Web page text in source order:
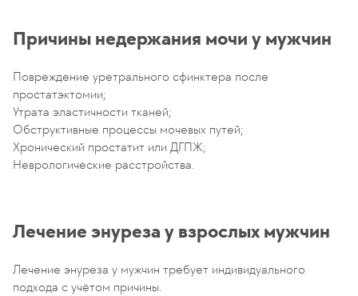
Причины недержания мочи у мужчин
Повреждение уретрального сфинктера после
простатэктомии;
Утрата эластичности тканей;
Обструктивные процессы мочевых путей;
Хронический простатит или ДГПЖ;
Неврологические расстройства.
Лечение энуреза у взрослых мужчин
Лечение энуреза у мужчин требует индивидуального
подхода с учётом причины.